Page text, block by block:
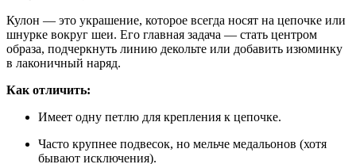
Кулон — это украшение, которое всегда носят на цепочке или
шнурке вокруг шеи. Его главная задача — стать центром
образа, подчеркнуть линию декольте или добавить изюминку
в лаконичный наряд.
Как отличить:
Имеет одну петлю для крепления к цепочке.
Часто крупнее подвесок, но мельче медальонов (хотя
бывают исключения).